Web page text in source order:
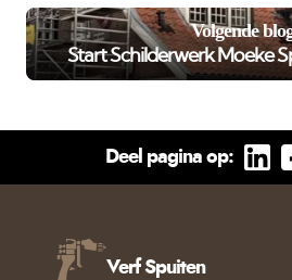
Volgende
Start Schilderwerk Moeke
Deel pagina op:
Verf Spuiten